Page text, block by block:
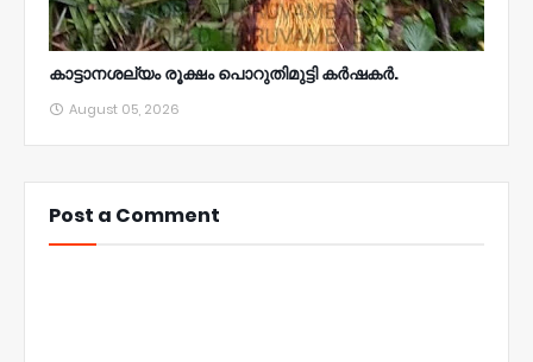
കാട്ടാനശല്യം രൂക്ഷം പൊറുതിമുട്ടി കർഷകർ.
August 05, 2026
Post a Comment